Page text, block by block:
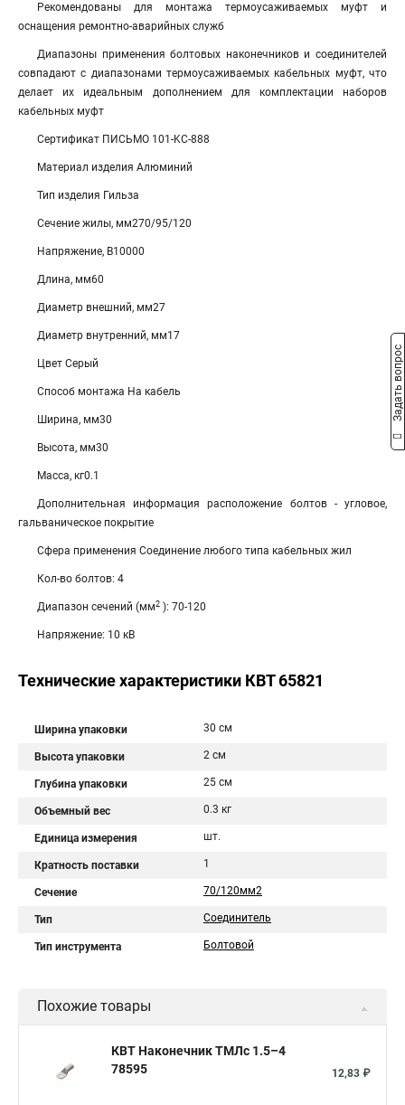
Рекомендованы для монтажа термоусаживаемых муфт и
оснащения ремонтно-аварийных служб
Диапазоны применения болтовых наконечников и соединителей
совпадают с диапазонами термоусаживаемых кабельных муфт, что
делает их идеальным дополнением для комплектации наборов
кабельных муфт
Сертификат ПИСЬМО 101-KC-888
Материал изделия Алюминий
Тип изделия Гильза
Сечение жилы, мм270/95/120
Напряжение, В10000
Длина, мм60
Диаметр внешний, мм27
Диаметр внутренний, мм17
Цвет Серый
Способ монтажа На кабель
Ширина, мм30
Высота, мм30
Масса, кг0.1
Дополнительная информация расположение болтов - угловое,
гальваническое покрытие
Сфера применения Соединение любого типа кабельных жил
Кол-во болтов: 4
Диапазон сечений (мм2 ): 70-120
Напряжение: 10 кВ
Технические характеристики КВТ 65821
Ширина упаковки 30 см
Высота упаковки 2 см
Глубина упаковки 25 см
Объемный вес 0.3 кг
Единица измерения шт.
Кратность поставки 1
Сечение 70/120мм2
Тип Соединитель
Тип инструмента Болтовой
Похожие товары
КВТ Наконечник ТМЛс 1.5–4
78595
12,83 ₽
Задать вопрос